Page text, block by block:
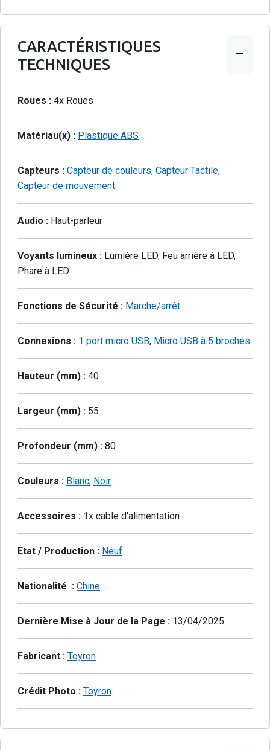
CARACTÉRISTIQUES
TECHNIQUES
Roues : 4x Roues
Matériau(x) : Plastique ABS
Capteurs : Capteur de couleurs, Capteur Tactile,
Capteur de mouvement
Audio : Haut-parleur
Voyants lumineux : Lumière LED, Feu arrière à LED,
Phare à LED
Fonctions de Sécurité : Marche/arrêt
Connexions : 1 port micro USB, Micro USB à 5 broches
Hauteur (mm) : 40
Largeur (mm) : 55
Profondeur (mm) : 80
Couleurs : Blanc, Noir
Accessoires : 1x cable d'alimentation
Etat / Production : Neuf
Nationalité : Chine
Dernière Mise à Jour de la Page : 13/04/2025
Fabricant : Toyron
Crédit Photo : Toyron